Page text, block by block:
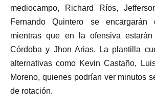
mediocampo, Richard Ríos,
Fernando Quintero se
mientras que en la ofensiva
Córdoba y Jhon Arias. La plantilla
alternativas como Kevin Castaño,
Moreno, quienes podrían ver minutos
de rotación.